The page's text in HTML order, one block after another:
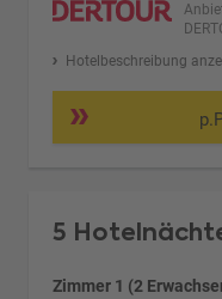
Hotelbeschreibung
5
Zimmer 1 (2